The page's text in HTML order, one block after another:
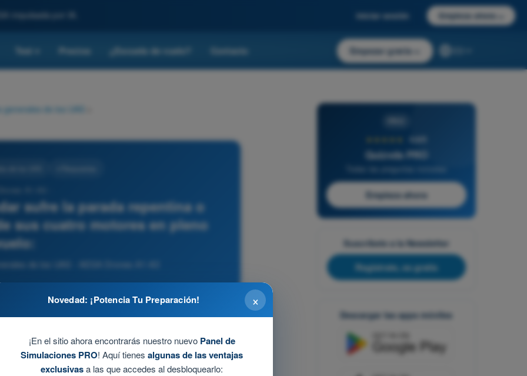
impulsada por IA. Iniciar sesión Empieza ahora
Test Precios ¿Escuela de vuelo? Contacto Empezar gratis
generales de los UAS
sufre la parada repentina o
sus cuatro motores en pleno
de los UAS - AESA Drones A1-A3
sustentación y el control de guiñada,
y aterrizará suavemente.
4,6/5
Quizvds PRO
Empieza ahora
Suscríbete a la Newsletter
Regístrate, es gratis
Descargar las apps móviles
×
Novedad: ¡Potencia Tu Preparación!
¡En el sitio ahora encontrarás nuestro nuevo Panel de
Simulaciones PRO! Aquí tienes algunas de las ventajas
exclusivasa las que accedes al desbloquearlo: